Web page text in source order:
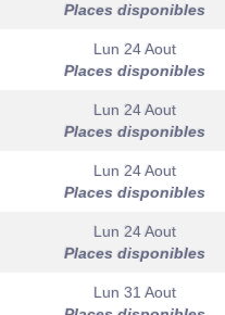
Places disponibles
Lun 24 Aout
Places disponibles
Lun 24 Aout
Places disponibles
Lun 24 Aout
Places disponibles
Lun 24 Aout
Places disponibles
Lun 31 Aout